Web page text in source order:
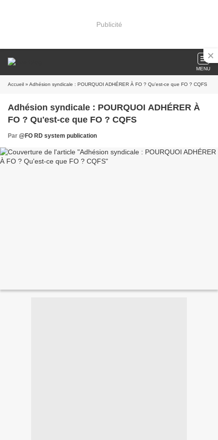
Publicité
MENU
Accueil » Adhésion syndicale : POURQUOI ADHÉRER À FO ? Qu'est-ce que FO ? CQFS
Adhésion syndicale : POURQUOI ADHÉRER À
FO ? Qu'est-ce que FO ? CQFS
Par @FO RD system publication